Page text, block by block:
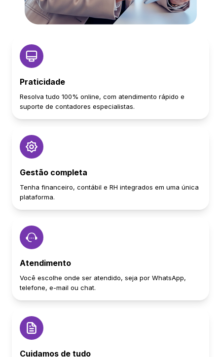
Praticidade
Resolva tudo 100% online, com atendimento rápido e
suporte de contadores especialistas.
Gestão completa
Tenha financeiro, contábil e RH integrados em uma única
plataforma.
Atendimento
Você escolhe onde ser atendido, seja por WhatsApp,
telefone, e-mail ou chat.
Cuidamos de tudo